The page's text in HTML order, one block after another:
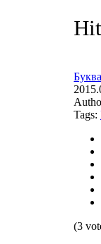
Tags:
(3